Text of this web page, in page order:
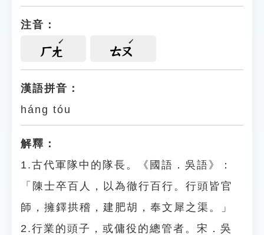
注音：
ㄏㄤ ㄊㄡ
漢語拼音：
háng tóu
解釋：
1.古代軍隊中的隊長。《國語．吳語》：
「陳士卒百人，以為徹行百行。行頭皆官
師，擁鐸拱稽，建肥胡，奉文犀之渠。」
2.行業的頭子，或傭役的總管者。宋．吳